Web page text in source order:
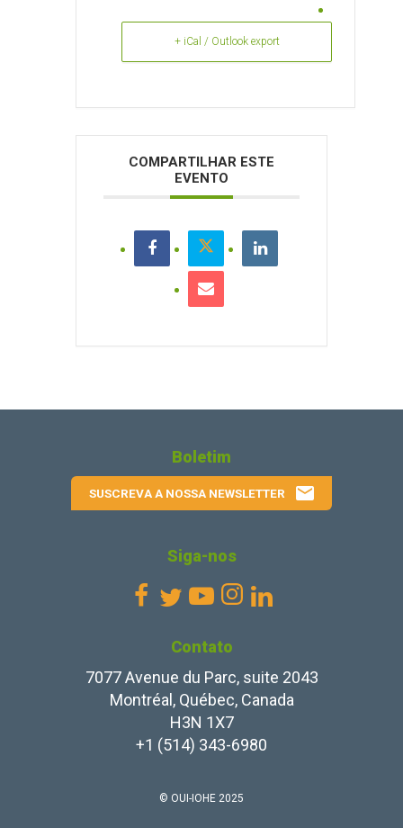
+ iCal / Outlook export
COMPARTILHAR ESTE
EVENTO
Boletim
SUSCREVA A NOSSA NEWSLETTER email
Siga-nos
 Facebook
 Twitter
 Youtube
Instagram

Contato
7077 Avenue du Parc, suite 2043
Montréal, Québec, Canada
H3N 1X7
+1 (514) 343-6980
© OUI-IOHE 2025